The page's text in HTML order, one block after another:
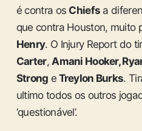
é contra os Chiefs a
que contra Houston, muito
Henry. O Injury Report do
Carter,Amani Hooker,
Strong e Treylon Burks.
ultimo todos os outros
‘questionável’.